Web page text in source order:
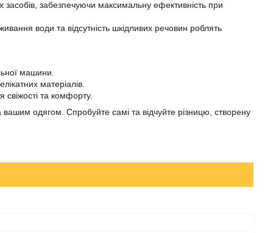
забезпечуючи максимальну ефективність при
води та відсутність шкідливих речовин роблять
машини.
матеріалів.
та комфорту.
одягом. Спробуйте самі та відчуйте різницю, створену